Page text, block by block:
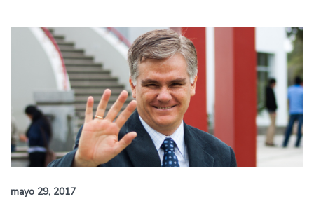
mayo 29, 2017